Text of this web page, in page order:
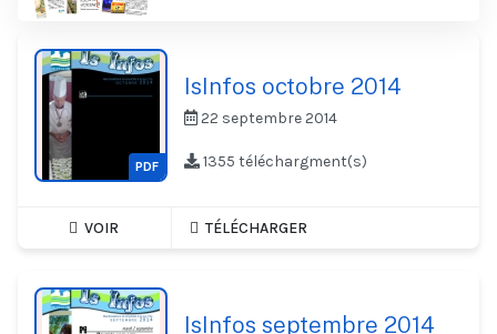
PDF
IsInfos octobre 2014
22 septembre 2014
1355 téléchargment(s)
VOIR TÉLÉCHARGER
IsInfos septembre 2014